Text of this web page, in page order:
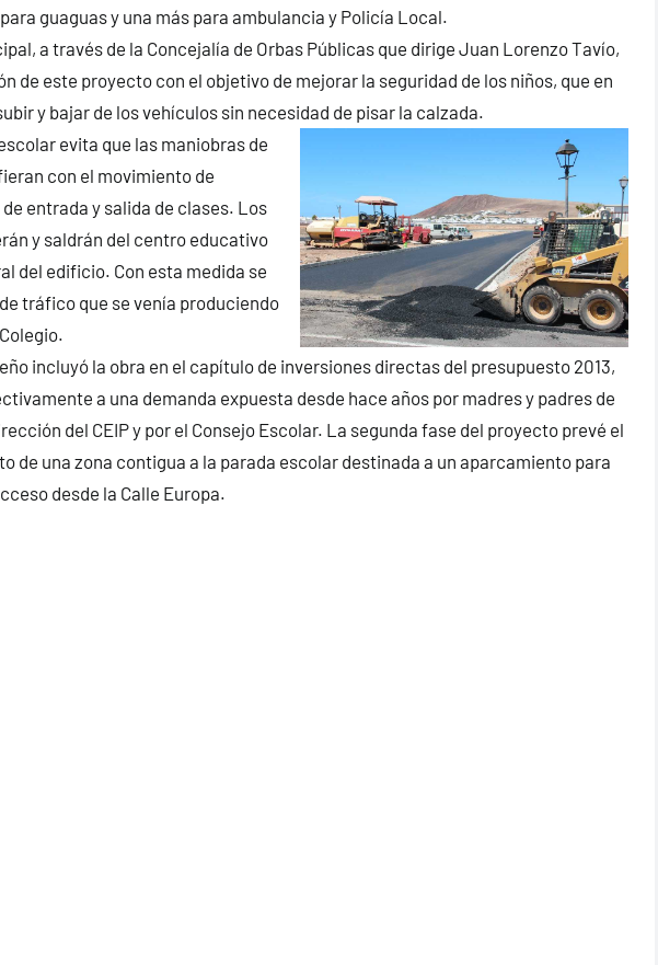
guaguas y una más para ambulancia y Policía Local.
a través de la Concejalía de Orbas Públicas que dirige Juan Lorenzo Tavío,
de este proyecto con el objetivo de mejorar la seguridad de los niños, que en
y bajar de los vehículos sin necesidad de pisar la calzada.
evita que las maniobras de
con el movimiento de
entrada y salida de clases. Los
y saldrán del centro educativo
del edificio. Con esta medida se
tráfico que se venía produciendo
incluyó la obra en el capítulo de inversiones directas del presupuesto 2013,
a una demanda expuesta desde hace años por madres y padres de
del CEIP y por el Consejo Escolar. La segunda fase del proyecto prevé el
de una zona contigua a la parada escolar destinada a un aparcamiento para
desde la Calle Europa.